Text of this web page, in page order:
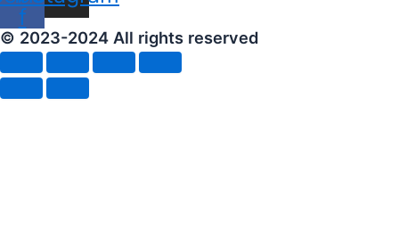
f
© 2023-2024 All rights reserved